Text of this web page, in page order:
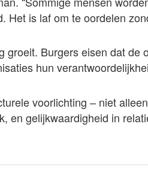
Het is laf om te oordelen
groeit. Burgers eisen dat de
hun
voorlichting – niet
en gelijkwaardigheid in